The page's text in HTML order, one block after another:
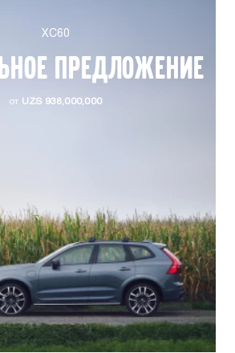
XC60
ПРЕДЛОЖЕНИЕ
от UZS 938,000,000